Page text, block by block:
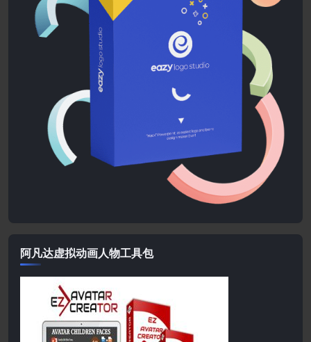
阿凡达虚拟动画人物工具包